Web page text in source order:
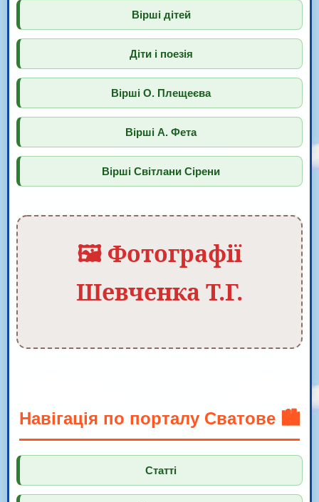
Вірші дітей
Діти і поезія
Вірші О. Плещеєва
Вірші А. Фета
Вірші Світлани Сірени
🖼️ Фотографії
Шевченка Т.Г.
Навігація по порталу Сватове 🏙️
Статті